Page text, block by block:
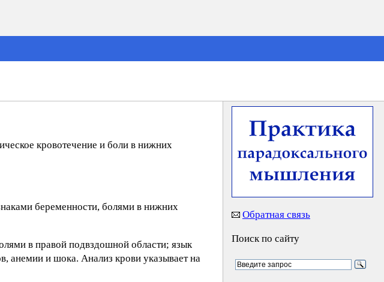
кровотечение и боли в нижних
беременности, болями в нижних
в правой подвздошной области; язык
анемии и шока. Анализ крови указывает на
Обратная связь
Поиск по сайту